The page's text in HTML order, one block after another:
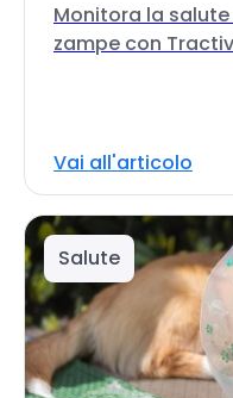
Monitora la
zampe con
Vai all'articolo
Salute